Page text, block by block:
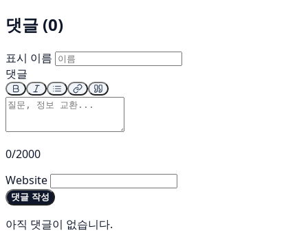
댓글 (0)
표시 이름
댓글
0/2000
Website
댓글 작성
아직 댓글이 없습니다.